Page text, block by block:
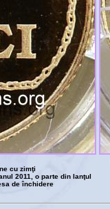
cu zimţi
2011, o parte din lanţul
de închidere